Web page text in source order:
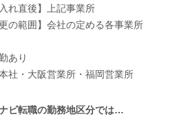
れ直後】上記事業所
の範囲】会社の定める各事業所
あり
社・大阪営業所・福岡営業所
ビ転職の勤務地区分では…